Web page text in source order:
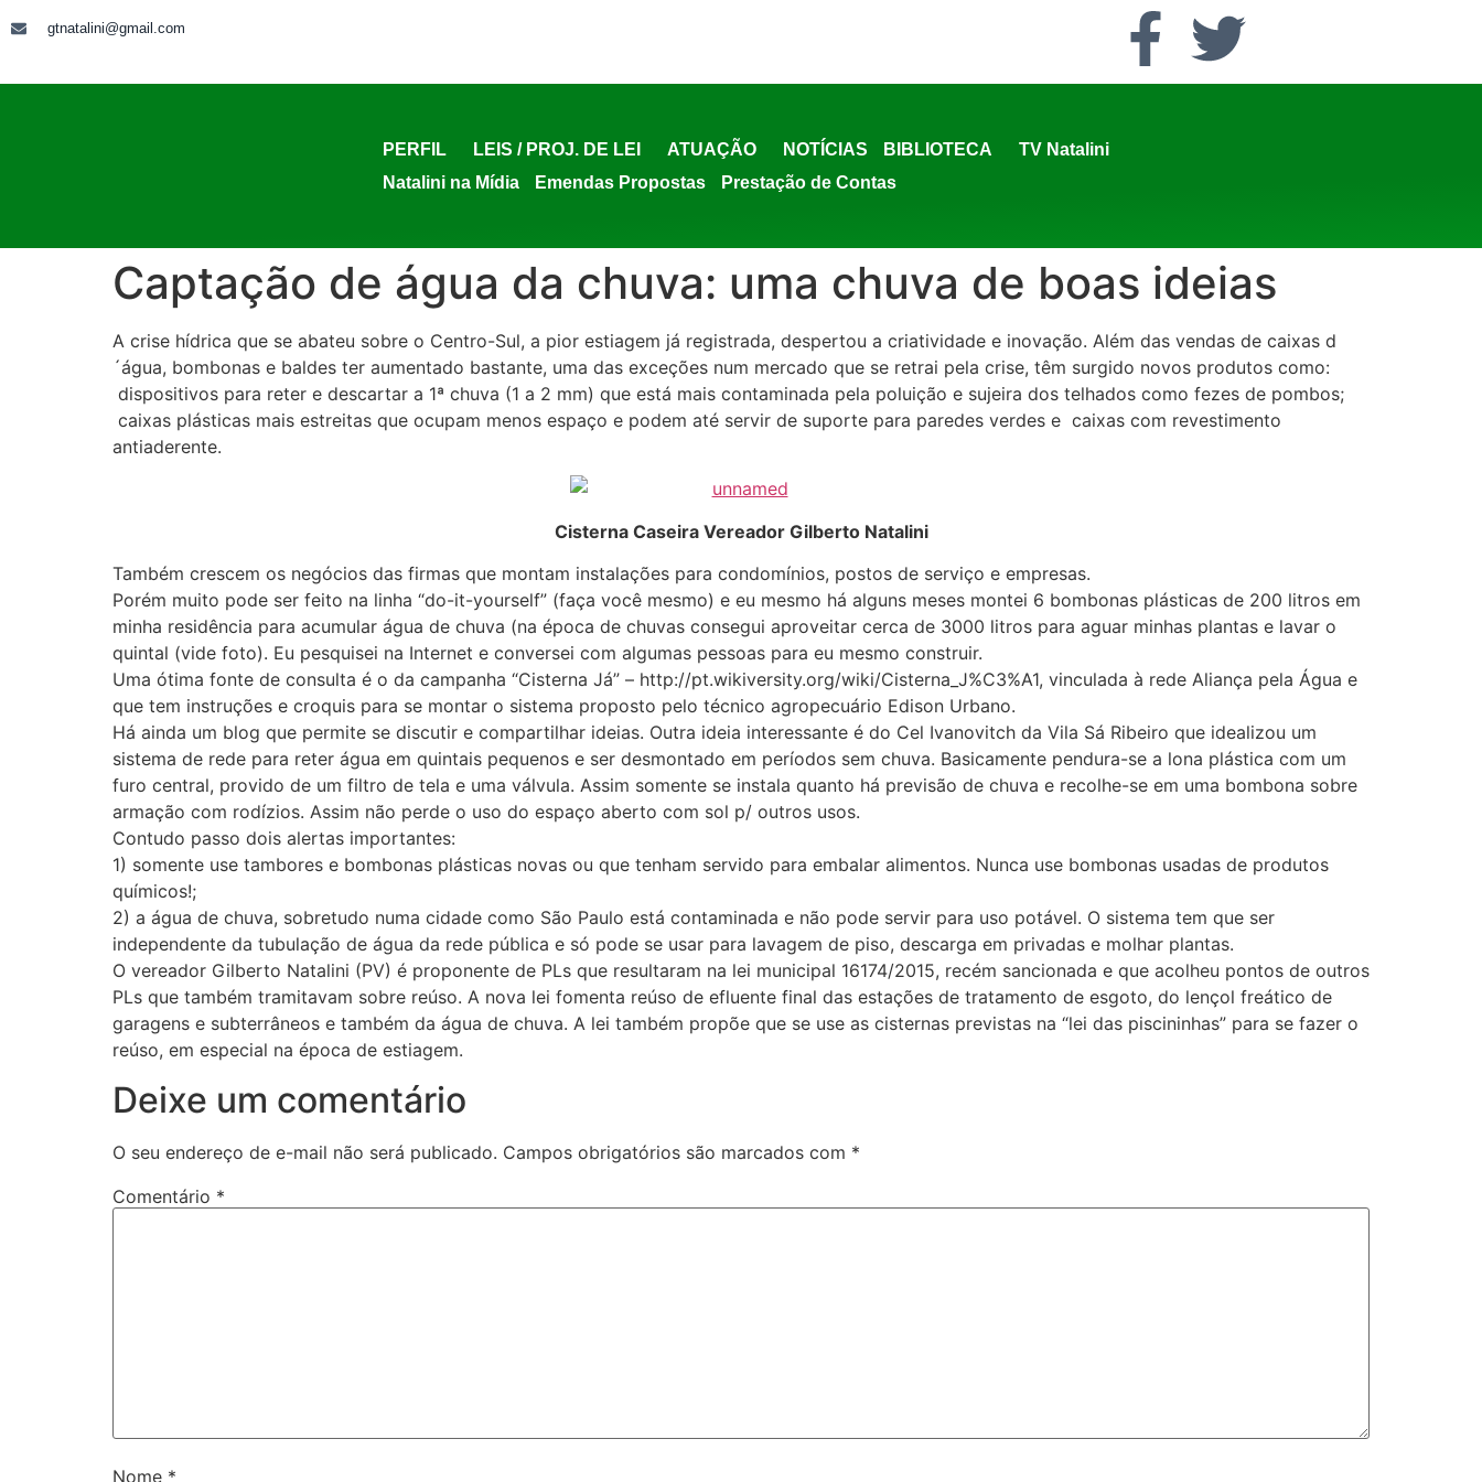
gtnatalini@gmail.com
PERFIL LEIS / PROJ. DE LEI ATUAÇÃO NOTÍCIAS BIBLIOTECA
TV Natalini
Natalini na Mídia
Emendas Propostas Prestação de Contas
Captação de água da chuva: uma chuva de boas ideias
A crise hídrica que se abateu sobre o Centro-Sul, a pior estiagem já registrada, despertou a criatividade e inovação. Além das vendas de caixas d
´água, bombonas e baldes ter aumentado bastante, uma das exceções num mercado que se retrai pela crise, têm surgido novos produtos como:
dispositivos para reter e descartar a 1ª chuva (1 a 2 mm) que está mais contaminada pela poluição e sujeira dos telhados como fezes de pombos;
caixas plásticas mais estreitas que ocupam menos espaço e podem até servir de suporte para paredes verdes e caixas com revestimento
antiaderente.
Cisterna Caseira Vereador Gilberto Natalini
Também crescem os negócios das firmas que montam instalações para condomínios, postos de serviço e empresas.
Porém muito pode ser feito na linha “do-it-yourself” (faça você mesmo) e eu mesmo há alguns meses montei 6 bombonas plásticas de 200 litros em
minha residência para acumular água de chuva (na época de chuvas consegui aproveitar cerca de 3000 litros para aguar minhas plantas e lavar o
quintal (vide foto). Eu pesquisei na Internet e conversei com algumas pessoas para eu mesmo construir.
Uma ótima fonte de consulta é o da campanha “Cisterna Já” – http://pt.wikiversity.org/wiki/Cisterna_J%C3%A1, vinculada à rede Aliança pela Água e
que tem instruções e croquis para se montar o sistema proposto pelo técnico agropecuário Edison Urbano.
Há ainda um blog que permite se discutir e compartilhar ideias. Outra ideia interessante é do Cel Ivanovitch da Vila Sá Ribeiro que idealizou um
sistema de rede para reter água em quintais pequenos e ser desmontado em períodos sem chuva. Basicamente pendura-se a lona plástica com um
furo central, provido de um filtro de tela e uma válvula. Assim somente se instala quanto há previsão de chuva e recolhe-se em uma bombona sobre
armação com rodízios. Assim não perde o uso do espaço aberto com sol p/ outros usos.
Contudo passo dois alertas importantes:
1) somente use tambores e bombonas plásticas novas ou que tenham servido para embalar alimentos. Nunca use bombonas usadas de produtos
químicos!;
2) a água de chuva, sobretudo numa cidade como São Paulo está contaminada e não pode servir para uso potável. O sistema tem que ser
independente da tubulação de água da rede pública e só pode se usar para lavagem de piso, descarga em privadas e molhar plantas.
O vereador Gilberto Natalini (PV) é proponente de PLs que resultaram na lei municipal 16174/2015, recém sancionada e que acolheu pontos de outros
PLs que também tramitavam sobre reúso. A nova lei fomenta reúso de efluente final das estações de tratamento de esgoto, do lençol freático de
garagens e subterrâneos e também da água de chuva. A lei também propõe que se use as cisternas previstas na “lei das piscininhas” para se fazer o
reúso, em especial na época de estiagem.
Deixe um comentário
O seu endereço de e-mail não será publicado. Campos obrigatórios são marcados com *
Comentário *
Nome *